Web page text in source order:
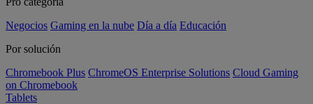
Negocios Gaming en la nube Día a día Educación
Por solución
Chromebook Plus ChromeOS Enterprise Solutions Cloud Gaming
on Chromebook
Tablets